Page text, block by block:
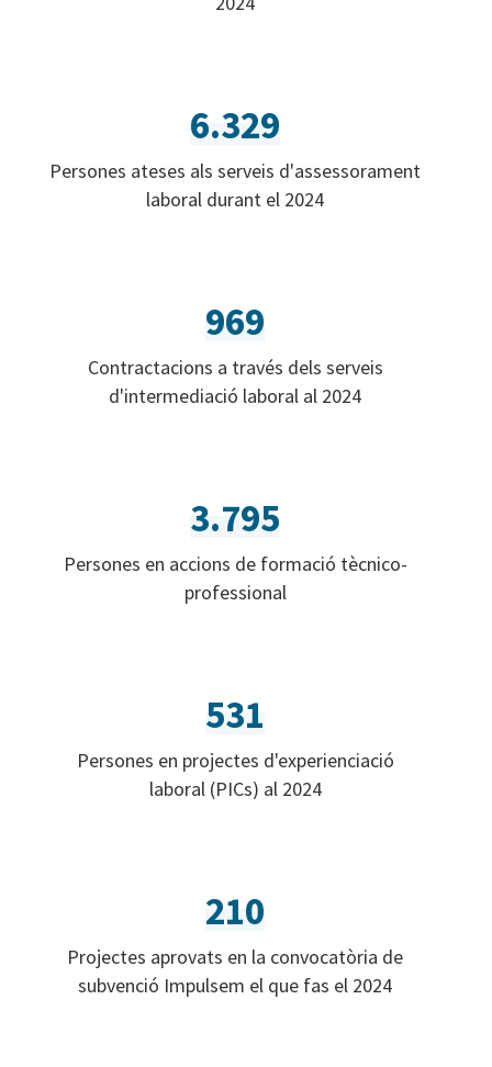
6.329
Persones ateses als serveis d'assessorament
laboral durant el 2024
969
Contractacions a través dels serveis
d'intermediació laboral al 2024
3.795
Persones en accions de formació tècnico-
professional
531
Persones en projectes d'experienciació
laboral (PICs) al 2024
210
Projectes aprovats en la convocatòria de
subvenció Impulsem el que fas el 2024